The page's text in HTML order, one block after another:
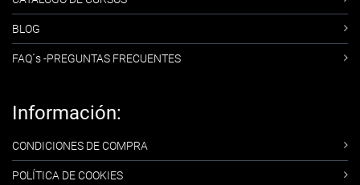
BLOG
FAQ´s -PREGUNTAS FRECUENTES
Información:
CONDICIONES DE COMPRA
POLÍTICA DE COOKIES